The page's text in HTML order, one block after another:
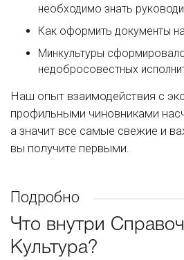
необходимо знать
Как оформить документы на
Минкультуры
недобросовестных
Наш опыт взаимодействия с
профильными чиновниками
а значит все самые свежие и
вы получите первыми.
Подробно
Что внутри
Культура?